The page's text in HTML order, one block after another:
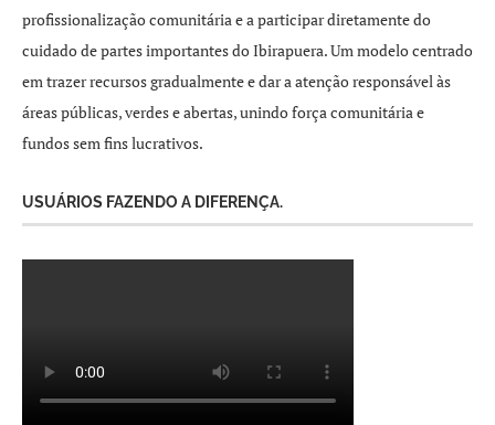
profissionalização comunitária e a participar diretamente do
cuidado de partes importantes do Ibirapuera. Um modelo centrado
em trazer recursos gradualmente e dar a atenção responsável às
áreas públicas, verdes e abertas, unindo força comunitária e
fundos sem fins lucrativos.
USUÁRIOS FAZENDO A DIFERENÇA.